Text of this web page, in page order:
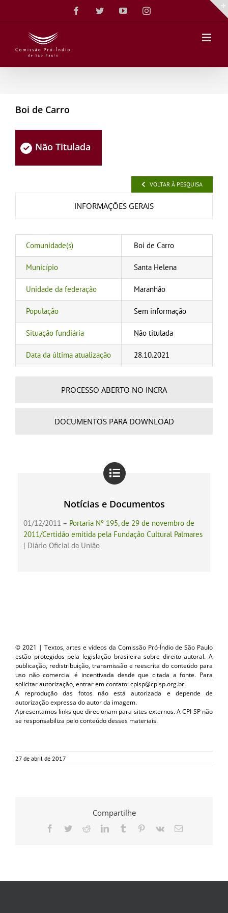
conteúdo
FacebookTwitterYouTubeInstagram
Boi de Carro
Não Titulada
VOLTAR À PESQUISA
INFORMAÇÕES GERAIS
Comunidade(s) Boi de Carro
Município Santa Helena
Unidade da federação Maranhão
População Sem informação
Situação fundiária Não titulada
Data da última atualização 28.10.2021
PROCESSO ABERTO NO INCRA
DOCUMENTOS PARA DOWNLOAD
Notícias e Documentos
01/12/2011 – Portaria Nº 195, de 29 de novembro de
2011/Certidão emitida pela Fundação Cultural Palmares
| Diário Oficial da União
© 2021 | Textos, artes e vídeos da Comissão Pró-Índio de São Paulo
estão protegidos pela legislação brasileira sobre direito autoral. A
publicação, redistribuição, transmissão e reescrita do conteúdo para
uso não comercial é incentivada desde que citada a fonte. Para
solicitar autorização, entrar em contato: cpisp@cpisp.org.br.
A reprodução das fotos não está autorizada e depende de
autorização expressa do autor da imagem.
Apresentamos links que direcionam para sites externos. A CPI-SP não
se responsabiliza pelo conteúdo desses materiais.
27 de abril de 2017
Compartilhe
Facebook
TwitterRedditLinkedInTumblr Pinterest
Vk
E-